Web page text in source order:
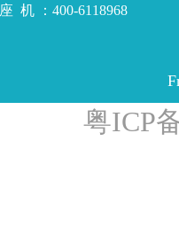
座 机 ：400-6118968
粤ICP